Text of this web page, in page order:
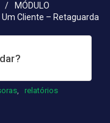
/
MÓDULO
Cliente – Retaguarda
, relatórios